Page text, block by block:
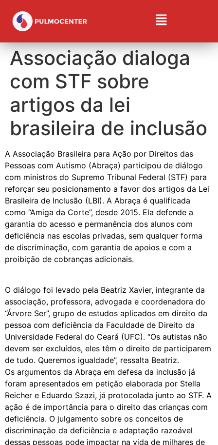
Associação dialoga
com STF sobre
artigos da lei
brasileira de inclusão
A Associação Brasileira para Ação por Direitos das
Pessoas com Autismo (Abraça) participou de diálogo
com ministros do Supremo Tribunal Federal (STF) para
reforçar seu posicionamento a favor dos artigos da Lei
Brasileira de Inclusão (LBI). A Abraça é qualificada
como “Amiga da Corte”, desde 2015. Ela defende a
garantia do acesso e permanência dos alunos com
deficiência nas escolas privadas, sem qualquer forma
de discriminação, com garantia de apoios e com a
proibição de cobranças adicionais.
O diálogo foi levado pela Beatriz Xavier, integrante da
associação, professora, advogada e coordenadora do
“Árvore Ser”, grupo de estudos aplicados em direito da
pessoa com deficiência da Faculdade de Direito da
Universidade Federal do Ceará (UFC). “Os autistas não
devem ser excluídos, eles têm o direito de participarem
de tudo. Queremos igualdade”, ressalta Beatriz.
Os argumentos da Abraça em defesa da inclusão já
foram apresentados em petição elaborada por Stella
Reicher e Eduardo Szazi, já protocolada junto ao STF. A
ação é de importância para o direito das crianças com
deficiência. O julgamento sobre os conceitos de
discriminação da deficiência e adaptação razoável
dessas pessoas pode impactar na vida de milhares de